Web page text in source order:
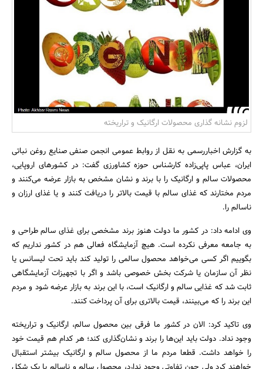
مسکن و ساختمان
جستجو
لزوم نشانه گذاری محصولات ارگانیک و تراریخته
به گزارش اخباررسمی به نقل از روابط عمومی انجمن صنفی صنایع روغن نباتی
ایران، عباس پاپی‌زاده کارشناس حوزه کشاورزی گفت: در کشورهای اروپایی،
محصولات سالم و ارگانیک را با برند و نشان مشخص به بازار عرضه می‌کنند و
مردم مختارند که غذای سالم با قیمت بالاتر را دریافت کنند و یا غذای ارزان و
ناسالم را.
وی ادامه داد: در کشور ما دولت هنوز برند مشخصی برای غذای سالم طراحی و
به جامعه معرفی نکرده است. هیچ آزمایشگاه فعالی هم در کشور نداریم که
بگوییم اگر کسی می‌خواهد محصول سالمی را تولید کند باید تحت لیسانس یا
نظر آن سازمان یا شرکت بخش خصوصی باشد و اگر با تجهیزات آزمایشگاهی
ثابت شد که غذایی سالم و ارگانیک است،‌ با این برند به بازار عرضه شود و مردم
این برند را که می‌بینند، قیمت بالاتری برای آن پرداخت کنند.
وی تاکید کرد:‌ الان در کشور ما فرقی بین محصول سالم،‌ ارگانیک و تراریخته
وجود نداد. دولت باید این‌ها را برند و نشان‌گذاری کند؛ هر کدام هم قیمت خود
را خواهد داشت. قطعا مردم ما از محصول سالم و ارگانیک بیشتر استقبال